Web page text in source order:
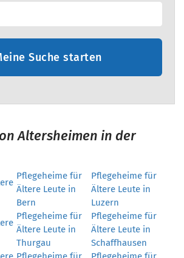
Suche starten
Altersheimen in der
Pflegeheime für
Ältere Leute in
Bern
Pflegeheime für
Ältere Leute in
Luzern
Pflegeheime für
Ältere Leute in
Thurgau
Pflegeheime für
Ältere Leute in
Schaffhausen